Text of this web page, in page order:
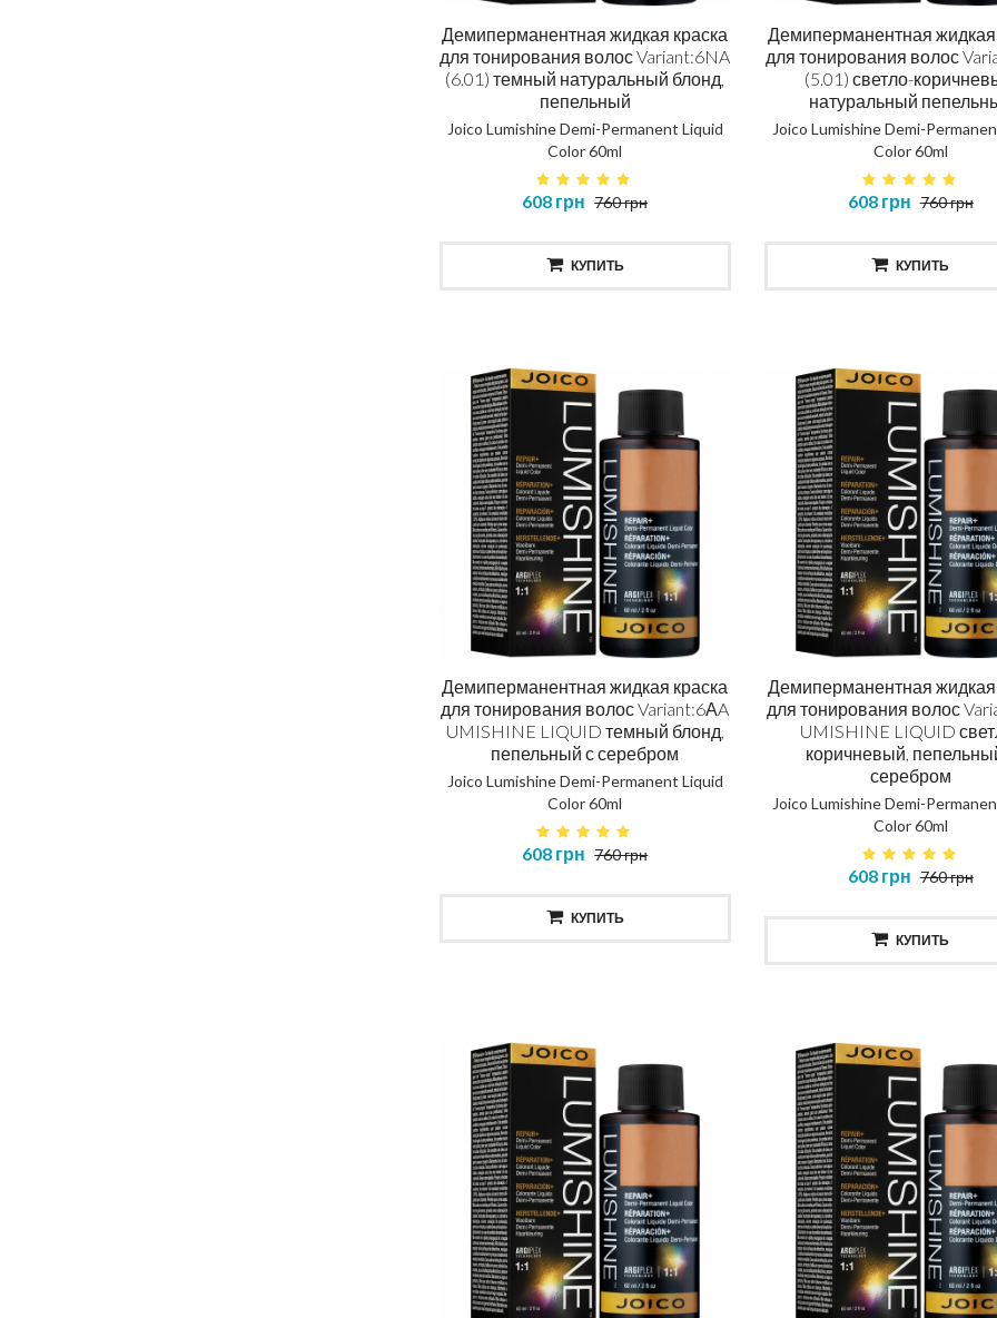
Демиперманентная жидкая краска
для тонирования волос Variant:6NA
(6.01) темный натуральный блонд,
пепельный
Joico Lumishine Demi-Permanent Liquid
Color 60ml
608 грн 760 грн
КУПИТЬ
Демиперманентная жидкая
для тонирования волос
(5.01) светло-
натуральный
Joico Lumishine Demi-
Color 60ml
608 грн 760 грн
КУПИТЬ
Демиперманентная жидкая краска
для тонирования волос Variant:6АA
UMISHINE LIQUID темный блонд,
пепельный с серебром
Joico Lumishine Demi-Permanent Liquid
Color 60ml
608 грн 760 грн
КУПИТЬ
Демиперманентная жидкая
для тонирования волос
UMISHINE LIQUID
коричневый,
серебром
Joico Lumishine Demi-
Color 60ml
608 грн 760 грн
КУПИТЬ